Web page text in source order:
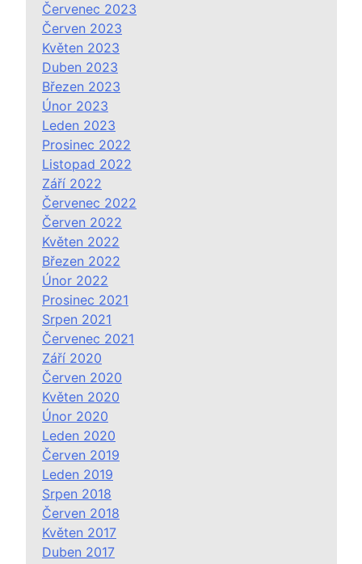
Červenec 2023
Červen 2023
Květen 2023
Duben 2023
Březen 2023
Únor 2023
Leden 2023
Prosinec 2022
Listopad 2022
Září 2022
Červenec 2022
Červen 2022
Květen 2022
Březen 2022
Únor 2022
Prosinec 2021
Srpen 2021
Červenec 2021
Září 2020
Červen 2020
Květen 2020
Únor 2020
Leden 2020
Červen 2019
Leden 2019
Srpen 2018
Červen 2018
Květen 2017
Duben 2017